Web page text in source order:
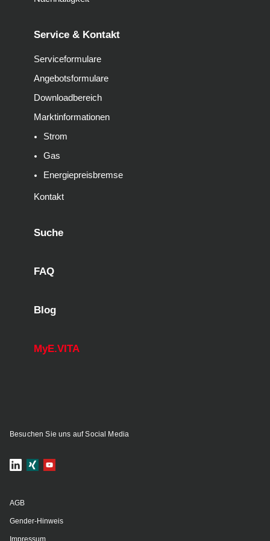
Service & Kontakt
Serviceformulare
Angebotsformulare
Downloadbereich
Marktinformationen
Strom
Gas
Energiepreisbremse
Kontakt
Suche
FAQ
Blog
MyE.VITA
Besuchen Sie uns auf Social Media
AGB
Gender-Hinweis
Impressum